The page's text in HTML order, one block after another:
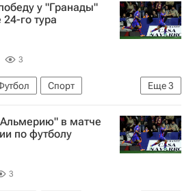
у "Гранады"
го тура
3
Еще3
Спорт
футболу
Леванте
в матче
по футболу
3